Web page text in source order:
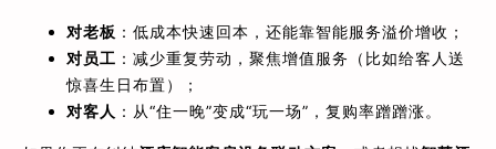
对老板 ：低成本快速回本，还能靠智能服务溢价增收；
对员工 ：减少重复劳动，聚焦增值服务（比如给客人送
惊喜生日布置）；
对客人 ：从“住一晚”变成“玩一场”，复购率蹭蹭涨。